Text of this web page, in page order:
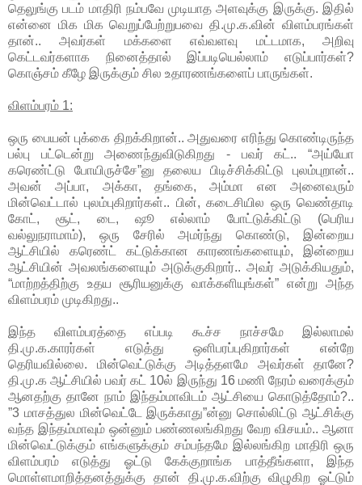
தெலுங்கு படம் மாதிரி நம்பவே முடியாத அளவுக்கு இருக்கு. இதில்
என்னை மிக மிக வெறுப்பேற்றுபவை தி.மு.க.வின் விளம்பரங்கள்
தான்.. அவர்கள் மக்களை எவ்வளவு மட்டமாக, அறிவு
கெட்டவர்களாக நினைத்தால் இப்படியெல்லாம் எடுப்பார்கள்?
கொஞ்சம் கீழே இருக்கும் சில உதாரணங்களைப் பாருங்கள்.
விளம்பரம் 1:
ஒரு பையன் புக்கை திறக்கிறான்.. அதுவரை எரிந்து கொண்டிருந்த
பல்பு பட்டென்று அணைந்துவிடுகிறது - பவர் கட்.. “அய்யோ
கரெண்ட்டு போயிருச்சே”னு தலைய பிடிச்சிக்கிட்டு புலம்புறான்..
அவன் அப்பா, அக்கா, தங்கை, அம்மா என அனைவரும்
மின்வெட்டால் புலம்புகிறார்கள்.. பின், கடைசியில ஒரு வெண்தாடி
கோட், சூட், டை, ஷூ எல்லாம் போட்டுக்கிட்டு (பெரிய
வல்லுநராமாம்), ஒரு சேரில் அமர்ந்து கொண்டு, இன்றைய
ஆட்சியில் கரெண்ட் கட்டுக்கான காரணங்களையும், இன்றைய
ஆட்சியின் அவலங்களையும் அடுக்குகிறார்.. அவர் அடுக்கியதும்,
“மாற்றத்திற்கு உதய சூரியனுக்கு வாக்களியுங்கள்” என்று அந்த
விளம்பரம் முடிகிறது..
இந்த விளம்பரத்தை எப்படி கூச்ச நாச்சமே இல்லாமல்
தி.மு.க.காரர்கள் எடுத்து ஒளிபரப்புகிறார்கள் என்றே
தெரியவில்லை. மின்வெட்டுக்கு அடித்தளமே அவர்கள் தானே?
தி.மு.க ஆட்சியில் பவர் கட் 10ல் இருந்து 16 மணி நேரம் வரைக்கும்
ஆனதற்கு தானே நாம் இந்தம்மாவிடம் ஆட்சியை கொடுத்தோம்?..
”3 மாசத்துல மின்வெட்டே இருக்காது”ன்னு சொல்லிட்டு ஆட்சிக்கு
வந்த இந்தம்மாவும் ஒன்னும் பண்ணலங்கிறது வேற விசயம்.. ஆனா
மின்வெட்டுக்கும் எங்களுக்கும் சம்பந்தமே இல்லங்கிற மாதிரி ஒரு
விளம்பரம் எடுத்து ஓட்டு கேக்குறாங்க பாத்தீங்களா, இந்த
மொள்ளமாறித்தனத்துக்கு தான் தி.மு.க.விற்கு விழுகிற ஓட்டும்